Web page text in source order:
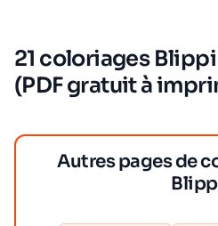
21 coloriages
(PDF gratuit à
Autres pages de